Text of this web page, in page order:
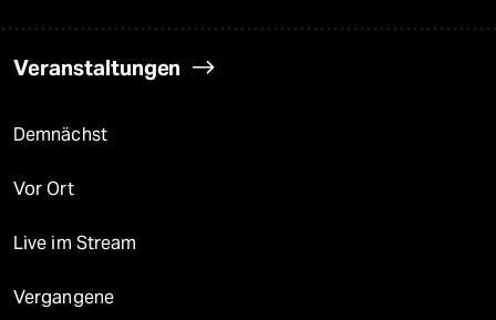
Veranstaltungen
Demnächst
Vor Ort
Live im Stream
Vergangene